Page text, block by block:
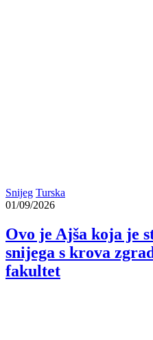
Snijeg Turska
01/09/2026
Ovo je Ajša koja je
snijega s krova
fakultet